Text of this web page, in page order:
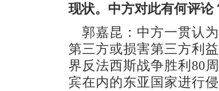
现状。中方对此有何评论
郭嘉昆：中方一贯认
第三方或损害第三方利
界反法西斯战争胜利80
宾在内的东亚国家进行